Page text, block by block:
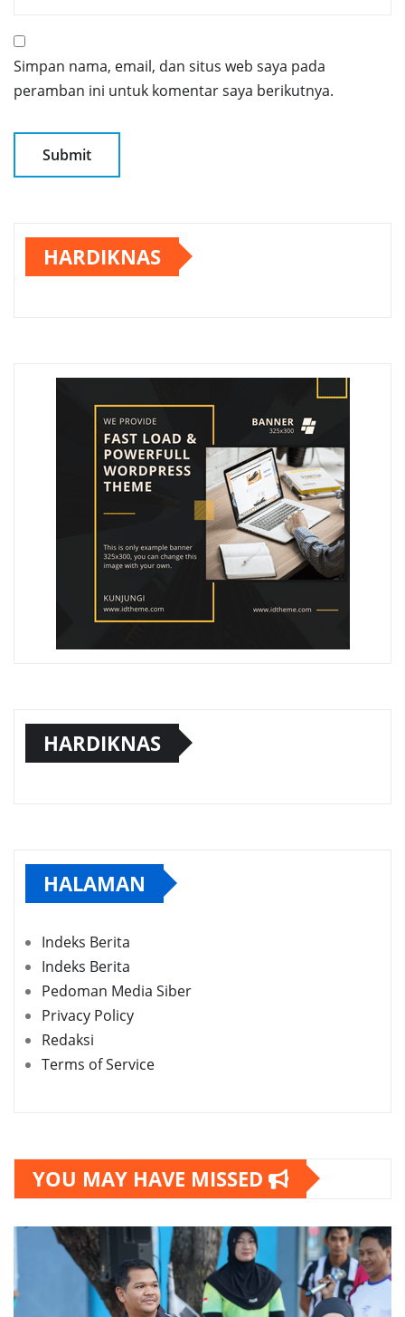
Simpan nama, email, dan situs web saya pada
peramban ini untuk komentar saya berikutnya.
HARDIKNAS
HARDIKNAS
HALAMAN
Indeks Berita
Indeks Berita
Pedoman Media Siber
Privacy Policy
Redaksi
Terms of Service
YOU MAY HAVE MISSED